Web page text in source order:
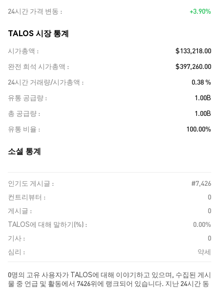
24시간 가격 변동
+3.90%
TALOS 시장 통계
시가총액
$133,218.00
완전 희석 시가총액
$397,260.00
24시간 거래량/시가총액
0.38 %
유통 공급량
1.00B
총 공급량
1.00B
유통 비율
100.00%
소셜 통계
인기도 게시글 :
#7,426
컨트리뷰터 :
0
게시글 :
0
TALOS에 대해 말하기(%) :
0.00%
기사 :
0
심리 :
약세
0명의 고유 사용자가 TALOS에 대해 이야기하고 있으며, 수집된 게시
물 중 언급 및 활동에서 7426위에 랭크되어 있습니다. 지난 24시간 동